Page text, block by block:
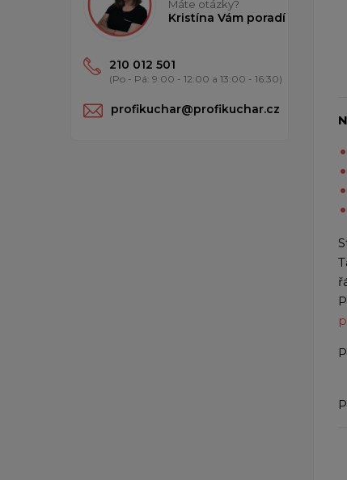
Máte otázky?
Kristína Vám poradí
210 012 501
(Po - Pá: 9:00 - 12:00 a 13:00 - 16:30)
profikuchar@profikuchar.cz